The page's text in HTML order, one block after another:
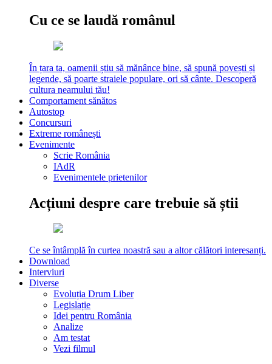
Cu ce se laudă românul
În țara ta, oamenii știu să mănânce bine, să spună povești și
legende, să poarte straiele populare, ori să cânte. Descoperă
cultura neamului tău!
Comportament sănătos
Autostop
Concursuri
Extreme românești
Evenimente
Scrie România
IAdR
Evenimentele prietenilor
Acțiuni despre care trebuie să știi
Ce se întâmplă în curtea noastră sau a altor călători interesanți.
Download
Interviuri
Diverse
Evoluția Drum Liber
Legislație
Idei pentru România
Analize
Am testat
Vezi filmul